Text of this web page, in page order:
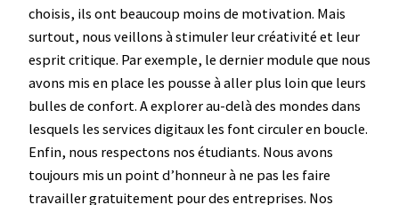
choisis, ils ont beaucoup moins de motivation. Mais
surtout, nous veillons à stimuler leur créativité et leur
esprit critique. Par exemple, le dernier module que nous
avons mis en place les pousse à aller plus loin que leurs
bulles de confort. A explorer au-delà des mondes dans
lesquels les services digitaux les font circuler en boucle.
Enfin, nous respectons nos étudiants. Nous avons
toujours mis un point d’honneur à ne pas les faire
travailler gratuitement pour des entreprises. Nos